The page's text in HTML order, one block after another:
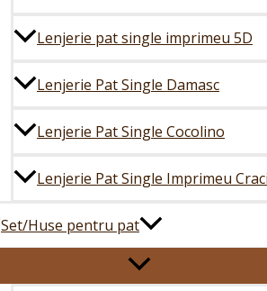
Lenjerie pat single imprimeu 5D
Lenjerie Pat Single Damasc
Lenjerie Pat Single Cocolino
Lenjerie Pat Single Imprimeu
Set/Huse pentru pat